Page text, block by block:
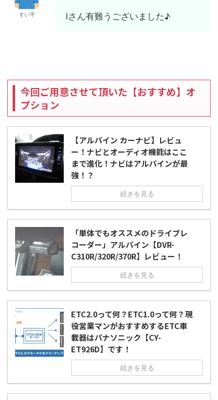
すい平 Iさん有難うございました♪
今回ご用意させて頂いた【おすすめ】オ
プション
【アルパイン カーナビ】レビュ
ー！ナビとオーディオ機能はここ
まで進化！ナビはアルパインが最
強！？
続きを見る
「単体でもオススメのドライブレ
コーダー」アルパイン【DVR-
C310R/320R/370R】レビュー！
続きを見る
ETC2.0って何？ETC1.0って何？現
役営業マンがおすすめするETC車
載器はパナソニック【CY-
ET926D】です！
続きを見る